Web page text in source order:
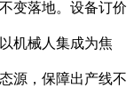
变落地。设备订价
机械人集成为焦
源，保障出产线不